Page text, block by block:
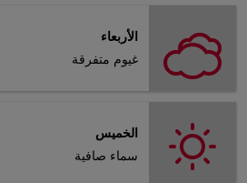
الأربعاء
غيوم متفرقة
الخميس
سماء صافية